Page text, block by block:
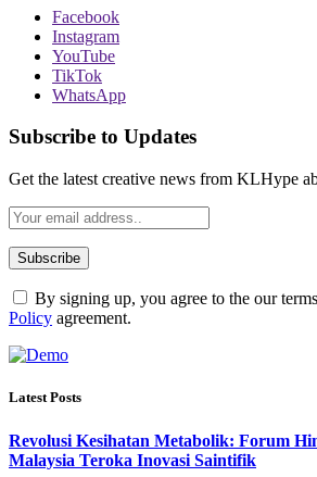
Facebook
Instagram
YouTube
TikTok
WhatsApp
Subscribe to Updates
Get the latest creative news from KLHype
By signing up, you agree to the our
Policy agreement.
Latest Posts
Revolusi Kesihatan Metabolik: Forum
Malaysia Teroka Inovasi Saintifik